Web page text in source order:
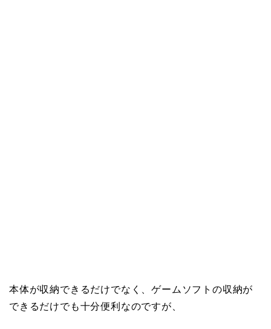
本体が収納できるだけでなく、ゲームソフトの収納が
できるだけでも十分便利なのですが、